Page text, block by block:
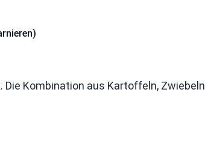
Die Kombination aus Kartoffeln, Zwiebeln